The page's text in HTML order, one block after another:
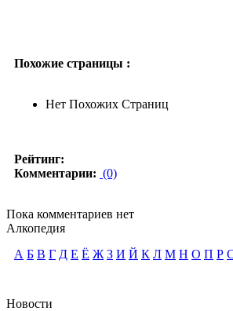
Похожие страницы :
Нет Похожих Страниц
Рейтинг:
Комментарии: (0)
Пока комментариев нет
Алкопедия
А Б В Г Д Е Ё Ж З И Й К Л М Н О П Р
Новости